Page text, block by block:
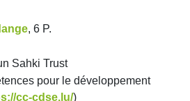
, 6 P.
Sahki Trust
pour le développement
cc-cdse.lu/)